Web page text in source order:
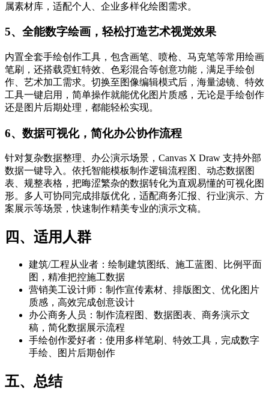
属素材库，适配个人、企业多样化绘图需求。
5、全能数字绘画，轻松打造艺术视觉效果
内置全套手绘创作工具，包含画笔、喷枪、马克笔等常用绘画
笔刷，还搭载霓虹特效、色彩混合等创意功能，满足手绘创
作、艺术加工需求。切换至图像编辑模式后，海量滤镜、特效
工具一键启用，简单操作就能优化图片质感，无论是手绘创作
还是图片后期处理，都能轻松实现。
6、数据可视化，简化办公协作流程
针对复杂数据整理、办公演示场景，Canvas X Draw 支持外部
数据一键导入。依托智能模板制作逻辑流程图、动态数据图
表、规整表格，把晦涩繁杂的数据转化为直观易懂的可视化图
形。多人可协同完成排版优化，适配商务汇报、行业演示、方
案展示等场景，快速制作精美专业的演示文稿。
四、适用人群
建筑/工程从业者：绘制建筑图纸、施工蓝图、比例平面
图，精准把控施工数据
营销美工设计师：制作宣传素材、排版图文、优化图片
质感，高效完成创意设计
办公商务人员：制作流程图、数据图表、商务演示文
稿，简化数据展示流程
手绘创作爱好者：使用多样笔刷、特效工具，完成数字
手绘、图片后期创作
五、总结